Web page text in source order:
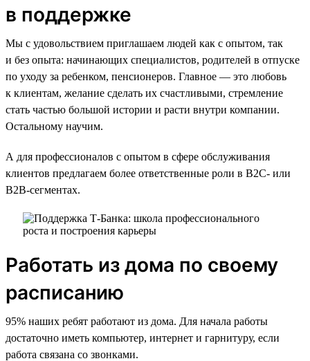
в поддержке
Мы с удовольствием приглашаем людей как с опытом, так
и без опыта: начинающих специалистов, родителей в отпуске
по уходу за ребенком, пенсионеров. Главное — это любовь
к клиентам, желание сделать их счастливыми, стремление
стать частью большой истории и расти внутри компании.
Остальному научим.
А для профессионалов с опытом в сфере обслуживания
клиентов предлагаем более ответственные роли в B2C- или
B2B-сегментах.
Работать из дома по своему
расписанию
95% наших ребят работают из дома. Для начала работы
достаточно иметь компьютер, интернет и гарнитуру, если
работа связана со звонками.